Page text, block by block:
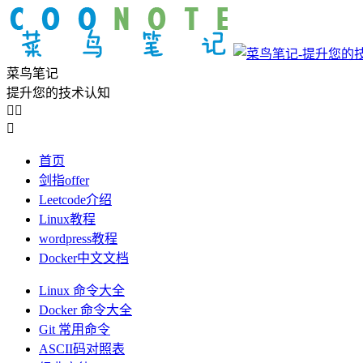
菜鸟笔记
提升您的技术认知
 

首页
剑指offer
Leetcode介绍
Linux教程
wordpress教程
Docker中文文档
Linux 命令大全
Docker 命令大全
Git 常用命令
ASCII码对照表